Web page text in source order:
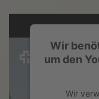
Wir
um den
Wir